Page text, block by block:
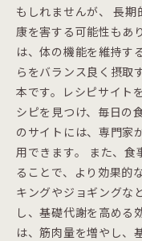
もしれませんが、 長
康を害する可能性もあ
は、体の機能を維持す
らをバランス良く摂取
本です。レシピサイト
シピを見つけ、毎日の
のサイトには、専門家
用できます。 また、
ることで、より効果的
キングやジョギングな
し、基礎代謝を高める
は、筋肉量を増やし、